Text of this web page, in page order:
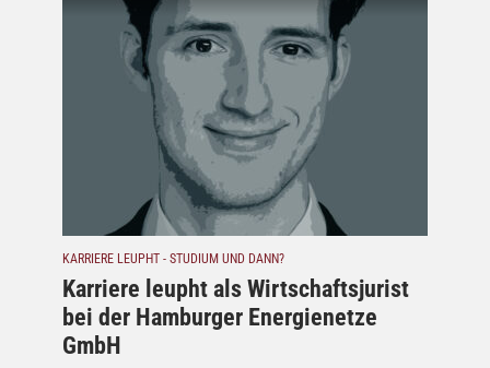
KARRIERE LEUPHT - STUDIUM UND DANN?
Karriere leupht als Wirtschaftsjurist
bei der Hamburger Energienetze
GmbH